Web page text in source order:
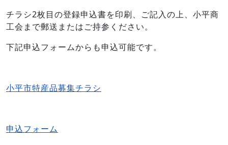
チラシ2枚目の登録申込書を印刷、ご記入の上、小平商
工会まで郵送またはご持参ください。
下記申込フォームからも申込可能です。
小平市特産品募集チラシ
申込フォーム